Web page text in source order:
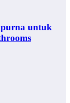
untuk